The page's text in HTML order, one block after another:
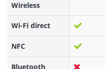
Wireless
Wi-Fi direct
NFC
Bluetooth